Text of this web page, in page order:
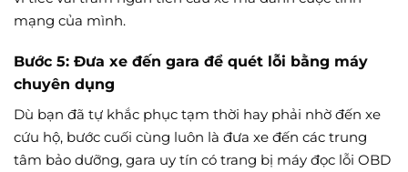
mạng của mình.
Bước 5: Đưa xe đến gara để quét lỗi bằng máy
chuyên dụng
Dù bạn đã tự khắc phục tạm thời hay phải nhờ đến xe
cứu hộ, bước cuối cùng luôn là đưa xe đến các trung
tâm bảo dưỡng, gara uy tín có trang bị máy đọc lỗi OBD